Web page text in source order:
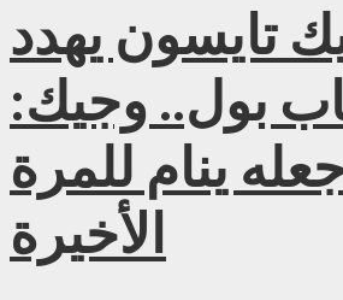
تايسون يهدد
بول.. وجيك:
ينام للمرة
الأخيرة